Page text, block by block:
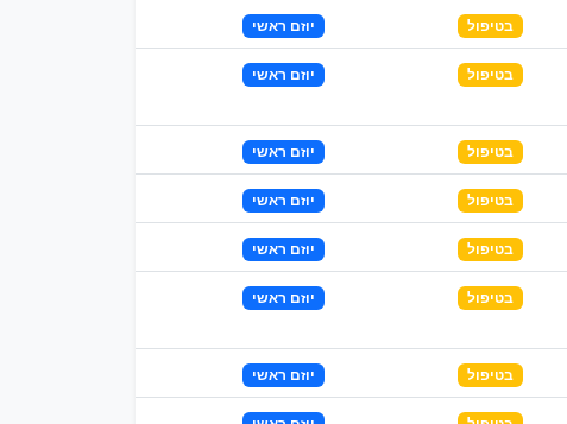
בטיפול יוזם ראשי
בטיפול יוזם ראשי
בטיפול יוזם ראשי
בטיפול יוזם ראשי
בטיפול יוזם ראשי
בטיפול יוזם ראשי
בטיפול יוזם ראשי